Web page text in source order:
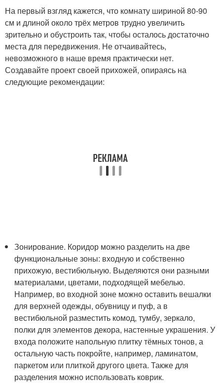
На первый взгляд кажется, что комнату шириной 80-90
см и длиной около трёх метров трудно увеличить
зрительно и обустроить так, чтобы осталось достаточно
места для передвижения. Не отчаивайтесь,
невозможного в наше время практически нет.
Создавайте проект своей прихожей, опираясь на
следующие рекомендации:
Зонирование. Коридор можно разделить на две
функциональные зоны: входную и собственно
прихожую, вестибюльную. Выделяются они разными
материалами, цветами, подходящей мебелью.
Например, во входной зоне можно оставить вешалки
для верхней одежды, обувницу и пуф, а в
вестибюльной разместить комод, тумбу, зеркало,
полки для элементов декора, настенные украшения. У
входа положите напольную плитку тёмных тонов, а
остальную часть покройте, например, ламинатом,
паркетом или плиткой другого цвета. Также для
разделения можно использовать коврик.